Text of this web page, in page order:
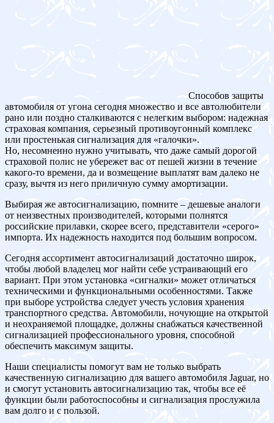
Способов защиты
автомобиля от угона сегодня множество и все автолюбители
рано или поздно сталкиваются с нелегким выбором: надежная
страховая компания, серьезный противоугонный комплекс
или простенькая сигнализация для «галочки».
Но, несомненно нужно учитывать, что даже самый дорогой
страховой полис не убережет вас от пешей жизни в течение
какого-то времени, да и возмещение выплатят вам далеко не
сразу, вычтя из него приличную сумму амортизации.
Выбирая же автосигнализацию, помните – дешевые аналоги
от неизвестных производителей, которыми полнятся
российские прилавки, скорее всего, представители «серого»
импорта. Их надежность находится под большим вопросом.
Сегодня ассортимент автосигнализаций достаточно широк,
чтобы любой владелец мог найти себе устраивающий его
вариант. При этом установка «сигналки» может отличаться
техническими и функциональными особенностями. Также
при выборе устройства следует учесть условия хранения
транспортного средства. Автомобили, ночующие на открытой
и неохраняемой площадке, должны снабжаться качественной
сигнализацией профессионального уровня, способной
обеспечить максимум защиты.
Наши специалисты помогут вам не только выбрать
качественную сигнализацию для вашего автомобиля Jaguar, но
и смогут установить автосигнализацию так, чтобы все её
функции были работоспособны и сигнализация прослужила
вам долго и с пользой.